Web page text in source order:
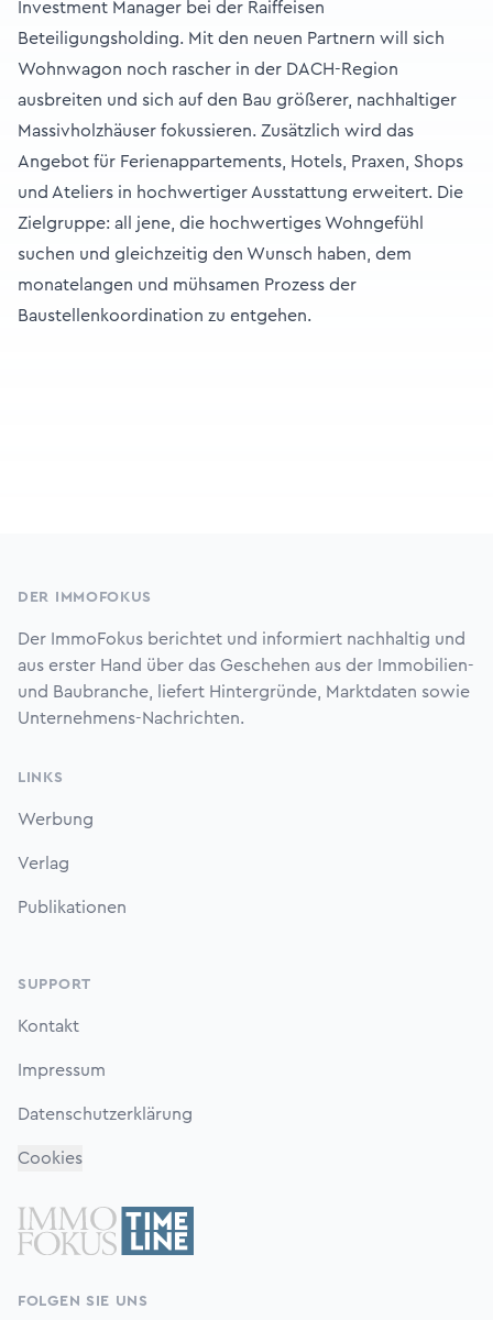
Investment Manager bei der Raiffeisen
Beteiligungsholding. Mit den neuen Partnern will sich
Wohnwagon noch rascher in der DACH-Region
ausbreiten und sich auf den Bau größerer, nachhaltiger
Massivholzhäuser fokussieren. Zusätzlich wird das
Angebot für Ferienappartements, Hotels, Praxen, Shops
und Ateliers in hochwertiger Ausstattung erweitert. Die
Zielgruppe: all jene, die hochwertiges Wohngefühl
suchen und gleichzeitig den Wunsch haben, dem
monatelangen und mühsamen Prozess der
Baustellenkoordination zu entgehen.
DER IMMOFOKUS
Der ImmoFokus berichtet und informiert nachhaltig und
aus erster Hand über das Geschehen aus der Immobilien-
und Baubranche, liefert Hintergründe, Marktdaten sowie
Unternehmens-Nachrichten.
LINKS
Werbung
Verlag
Publikationen
SUPPORT
Kontakt
Impressum
Datenschutzerklärung
Cookies
FOLGEN SIE UNS